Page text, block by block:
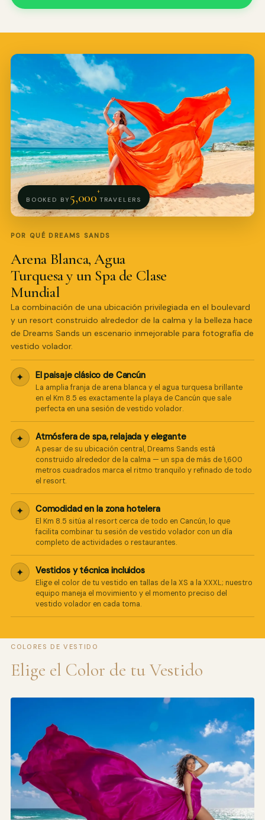
BOOKED BY 5,000+
TRAVELERS
POR QUÉ DREAMS SANDS
Arena Blanca, Agua
Turquesa y un Spa de Clase
Mundial
La combinación de una ubicación privilegiada en el boulevard
y un resort construido alrededor de la calma y la belleza hace
de Dreams Sands un escenario inmejorable para fotografía de
vestido volador.
✦ El paisaje clásico de Cancún
La amplia franja de arena blanca y el agua turquesa brillante
en el Km 8.5 es exactamente la playa de Cancún que sale
perfecta en una sesión de vestido volador.
✦ Atmósfera de spa, relajada y elegante
A pesar de su ubicación central, Dreams Sands está
construido alrededor de la calma — un spa de más de 1,600
metros cuadrados marca el ritmo tranquilo y refinado de todo
el resort.
✦ Comodidad en la zona hotelera
El Km 8.5 sitúa al resort cerca de todo en Cancún, lo que
facilita combinar tu sesión de vestido volador con un día
completo de actividades o restaurantes.
✦ Vestidos y técnica incluidos
Elige el color de tu vestido en tallas de la XS a la XXXL; nuestro
equipo maneja el movimiento y el momento preciso del
vestido volador en cada toma.
COLORES DE VESTIDO
Elige el Color de tu Vestido
Pro Art Photographers